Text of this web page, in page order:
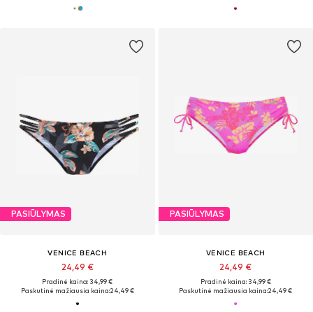
PASIŪLYMAS
VENICE BEACH
24,49 €
Pradinė kaina: 34,99 €
Paskutinė mažiausia kaina:24,49 €
PASIŪLYMAS
VENICE BEACH
24,49 €
Pradinė kaina: 34,99 €
Paskutinė mažiausia kaina:24,49 €